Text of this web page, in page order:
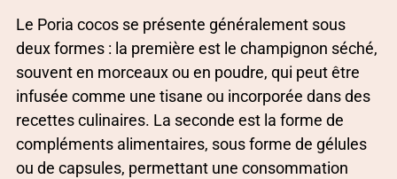
Le Poria cocos se présente généralement sous
deux formes : la première est le champignon séché,
souvent en morceaux ou en poudre, qui peut être
infusée comme une tisane ou incorporée dans des
recettes culinaires. La seconde est la forme de
compléments alimentaires, sous forme de gélules
ou de capsules, permettant une consommation